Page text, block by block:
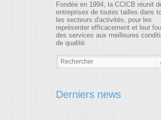
Fondée en 1994, la CCICB réunit
entreprises de toutes tailles dans
les secteurs d'activités, pour les
représenter efficacement et leur
des services aux meilleures
de qualité.
Derniers news